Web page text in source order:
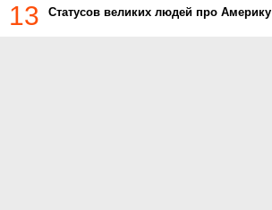
13 Статусов великих людей про Америку